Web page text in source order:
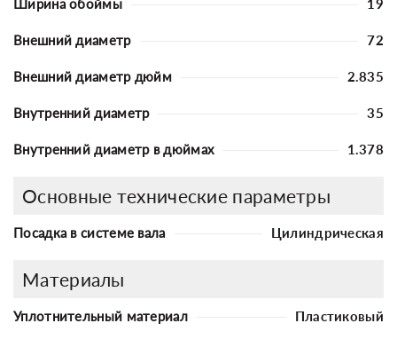
Ширина обоймы 19
Внешний диаметр 72
Внешний диаметр дюйм 2.835
Внутренний диаметр 35
Внутренний диаметр в дюймах 1.378
Основные технические параметры
Посадка в системе вала Цилиндрическая
Материалы
Уплотнительный материал Пластиковый